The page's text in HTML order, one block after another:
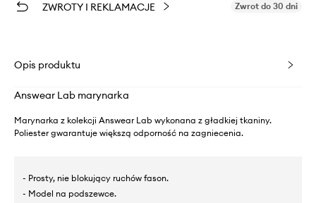
ZWROTY I REKLAMACJE Zwrot do 30 dni
Opis produktu
Answear Lab marynarka
Marynarka z kolekcji Answear Lab wykonana z gładkiej tkaniny.
Poliester gwarantuje większą odporność na zagniecenia.
- Prosty, nie blokujący ruchów fason.
- Model na podszewce.